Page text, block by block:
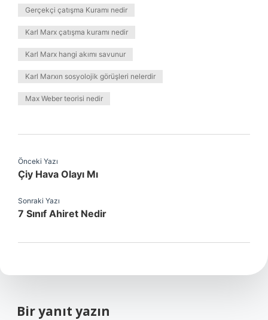
Gerçekçi çatışma Kuramı nedir
Karl Marx çatışma kuramı nedir
Karl Marx hangi akımı savunur
Karl Marxın sosyolojik görüşleri nelerdir
Max Weber teorisi nedir
Önceki Yazı
Çiy Hava Olayı Mı
Sonraki Yazı
7 Sınıf Ahiret Nedir
Bir yanıt yazın